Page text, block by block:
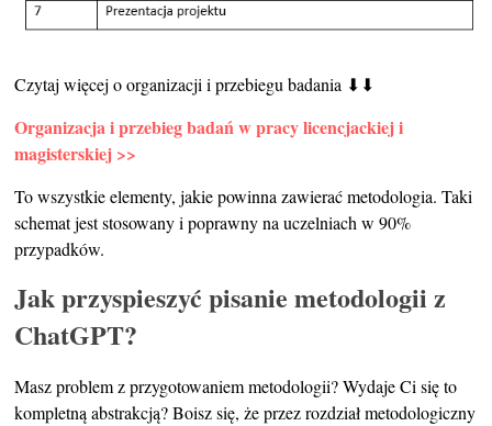
Czytaj więcej o organizacji i przebiegu badania ⬇⬇
Organizacja i przebieg badań w pracy licencjackiej i
magisterskiej >>
To wszystkie elementy, jakie powinna zawierać metodologia. Taki
schemat jest stosowany i poprawny na uczelniach w 90%
przypadków.
Jak przyspieszyć pisanie metodologii z
ChatGPT?
Masz problem z przygotowaniem metodologii? Wydaje Ci się to
kompletną abstrakcją? Boisz się, że przez rozdział metodologiczny